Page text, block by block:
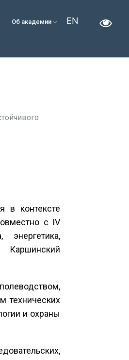
Об академии EN
в контексте
с IV
энергетика,
Каршинский
технических
и охраны